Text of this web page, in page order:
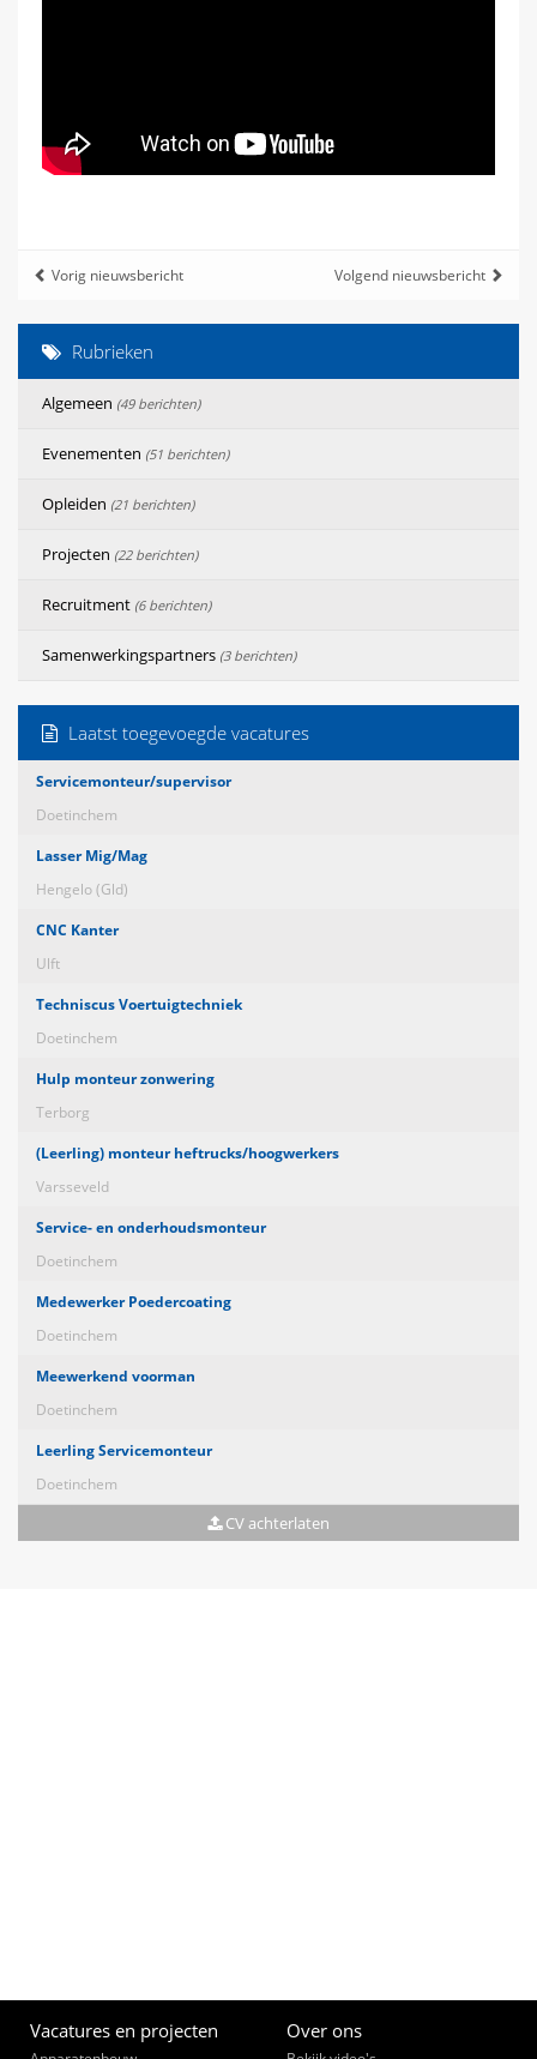
Vorig nieuwsbericht Volgend nieuwsbericht
Rubrieken
Algemeen (49 berichten)
Evenementen (51 berichten)
Opleiden (21 berichten)
Projecten (22 berichten)
Recruitment (6 berichten)
Samenwerkingspartners (3 berichten)
Laatst toegevoegde vacatures
Servicemonteur/supervisor
Doetinchem
Lasser Mig/Mag
Hengelo (Gld)
CNC Kanter
Ulft
Techniscus Voertuigtechniek
Doetinchem
Hulp monteur zonwering
Terborg
(Leerling) monteur heftrucks/hoogwerkers
Varsseveld
Service- en onderhoudsmonteur
Doetinchem
Medewerker Poedercoating
Doetinchem
Meewerkend voorman
Doetinchem
Leerling Servicemonteur
Doetinchem
CV achterlaten
Vacatures en projecten Over ons